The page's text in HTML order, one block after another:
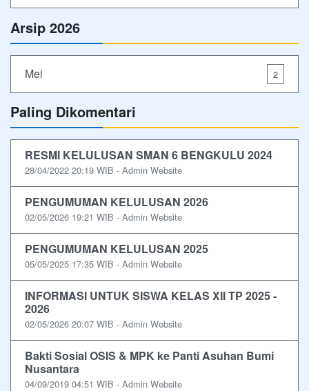
Arsip 2026
Mei 2
Paling Dikomentari
RESMI KELULUSAN SMAN 6 BENGKULU 2024
28/04/2022 20:19 WIB - Admin Website
PENGUMUMAN KELULUSAN 2026
02/05/2026 19:21 WIB - Admin Website
PENGUMUMAN KELULUSAN 2025
05/05/2025 17:35 WIB - Admin Website
INFORMASI UNTUK SISWA KELAS XII TP 2025 -
2026
02/05/2026 20:07 WIB - Admin Website
Bakti Sosial OSIS & MPK ke Panti Asuhan Bumi
Nusantara
04/09/2019 04:51 WIB - Admin Website